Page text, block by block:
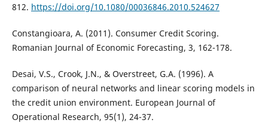
812. https://doi.org/10.1080/00036846.2010.524627
Constangioara, A. (2011). Consumer Credit Scoring.
Romanian Journal of Economic Forecasting, 3, 162-178.
Desai, V.S., Crook, J.N., & Overstreet, G.A. (1996). A
comparison of neural networks and linear scoring models in
the credit union environment. European Journal of
Operational Research, 95(1), 24-37.